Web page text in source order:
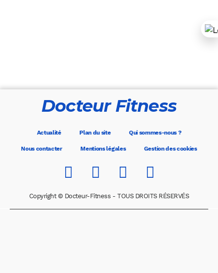
Docteur Fitness
Actualité Plan du site Qui sommes-nous ?
Nous contacter Mentions légales Gestion des cookies
Copyright © Docteur-Fitness - TOUS DROITS RÉSERVÉS